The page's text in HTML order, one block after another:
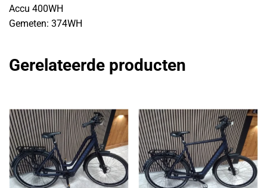
Accu 400WH
Gemeten: 374WH
Gerelateerde producten